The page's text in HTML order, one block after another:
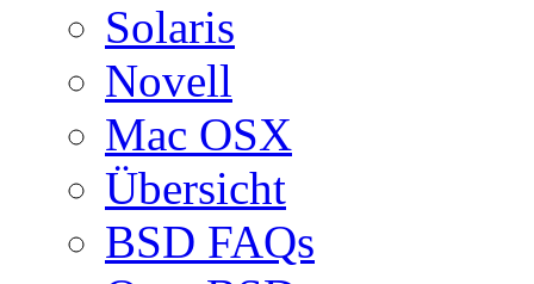
Solaris
Novell
Mac OSX
Übersicht
BSD FAQs